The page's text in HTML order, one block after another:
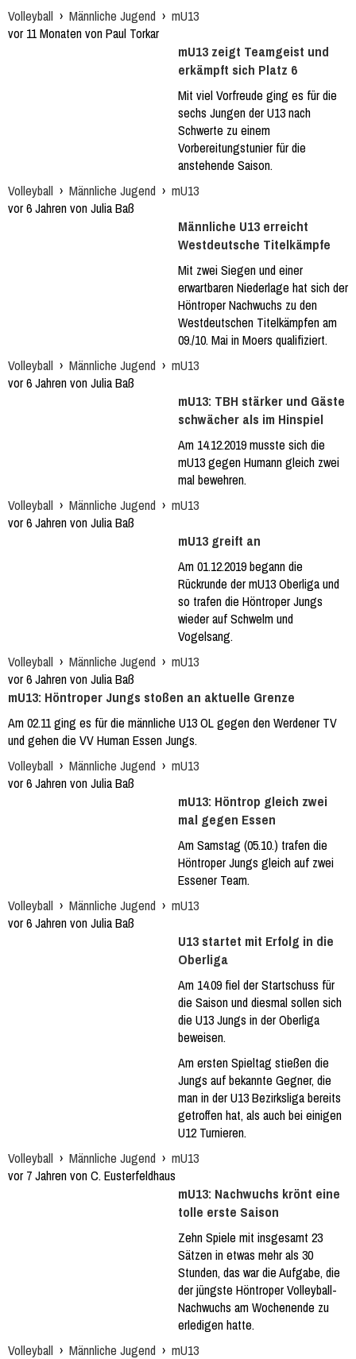
Volleyball › Männliche Jugend › mU13
vor 11 Monaten von Paul Torkar
mU13 zeigt Teamgeist und
erkämpft sich Platz 6
Mit viel Vorfreude ging es für die
sechs Jungen der U13 nach
Schwerte zu einem
Vorbereitungstunier für die
anstehende Saison.
Volleyball › Männliche Jugend › mU13
vor 6 Jahren von Julia Baß
Männliche U13 erreicht
Westdeutsche Titelkämpfe
Mit zwei Siegen und einer
erwartbaren Niederlage hat sich der
Höntroper Nachwuchs zu den
Westdeutschen Titelkämpfen am
09./10. Mai in Moers qualifiziert.
Volleyball › Männliche Jugend › mU13
vor 6 Jahren von Julia Baß
mU13: TBH stärker und Gäste
schwächer als im Hinspiel
Am 14.12.2019 musste sich die
mU13 gegen Humann gleich zwei
mal bewehren.
Volleyball › Männliche Jugend › mU13
vor 6 Jahren von Julia Baß
mU13 greift an
Am 01.12.2019 begann die
Rückrunde der mU13 Oberliga und
so trafen die Höntroper Jungs
wieder auf Schwelm und
Vogelsang.
Volleyball › Männliche Jugend › mU13
vor 6 Jahren von Julia Baß
mU13: Höntroper Jungs stoßen an aktuelle Grenze
Am 02.11 ging es für die männliche U13 OL gegen den Werdener TV
und gehen die VV Human Essen Jungs.
Volleyball › Männliche Jugend › mU13
vor 6 Jahren von Julia Baß
mU13: Höntrop gleich zwei
mal gegen Essen
Am Samstag (05.10.) trafen die
Höntroper Jungs gleich auf zwei
Essener Team.
Volleyball › Männliche Jugend › mU13
vor 6 Jahren von Julia Baß
U13 startet mit Erfolg in die
Oberliga
Am 14.09 fiel der Startschuss für
die Saison und diesmal sollen sich
die U13 Jungs in der Oberliga
beweisen.
Am ersten Spieltag stießen die
Jungs auf bekannte Gegner, die
man in der U13 Bezirksliga bereits
getroffen hat, als auch bei einigen
U12 Turnieren.
Volleyball › Männliche Jugend › mU13
vor 7 Jahren von C. Eusterfeldhaus
mU13: Nachwuchs krönt eine
tolle erste Saison
Zehn Spiele mit insgesamt 23
Sätzen in etwas mehr als 30
Stunden, das war die Aufgabe, die
der jüngste Höntroper Volleyball-
Nachwuchs am Wochenende zu
erledigen hatte.
Volleyball › Männliche Jugend › mU13